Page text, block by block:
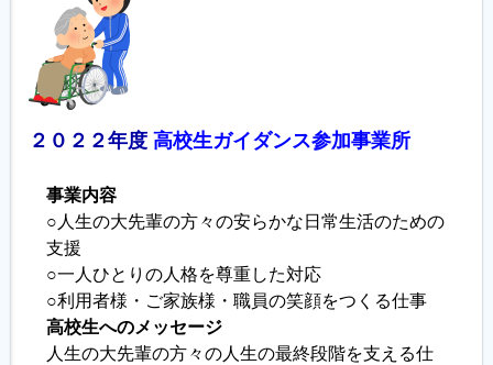
２０２２年度 高校生ガイダンス参加事業所
事業内容
○人生の大先輩の方々の安らかな日常生活のための
支援
○一人ひとりの人格を尊重した対応
○利用者様・ご家族様・職員の笑顔をつくる仕事
高校生へのメッセージ
人生の大先輩の方々の人生の最終段階を支える仕